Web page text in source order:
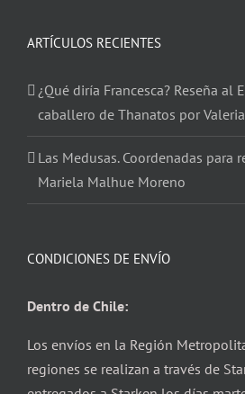
ARTÍCULOS RECIENTES
¿Qué diría Francesca? Reseña al
caballero de Thanatos por
Las Medusas. Coordenadas para
Mariela Malhue Moreno
CONDICIONES DE ENVÍO
Dentro de Chile:
Los envíos en la Región
regiones se realizan a través de